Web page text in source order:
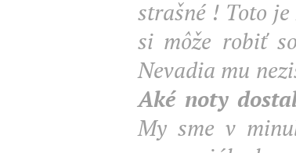
strašné ! Toto
si môže robiť
Nevadia mu
Aké noty
My sme v